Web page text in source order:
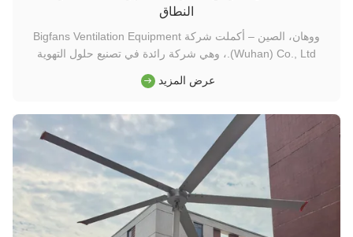
النطاق
ووهان، الصين – أكملت شركة Bigfans Ventilation Equipment
(Wuhan) Co., Ltd.، وهي شركة رائدة في تصنيع حلول التهوية
عرض المزيد